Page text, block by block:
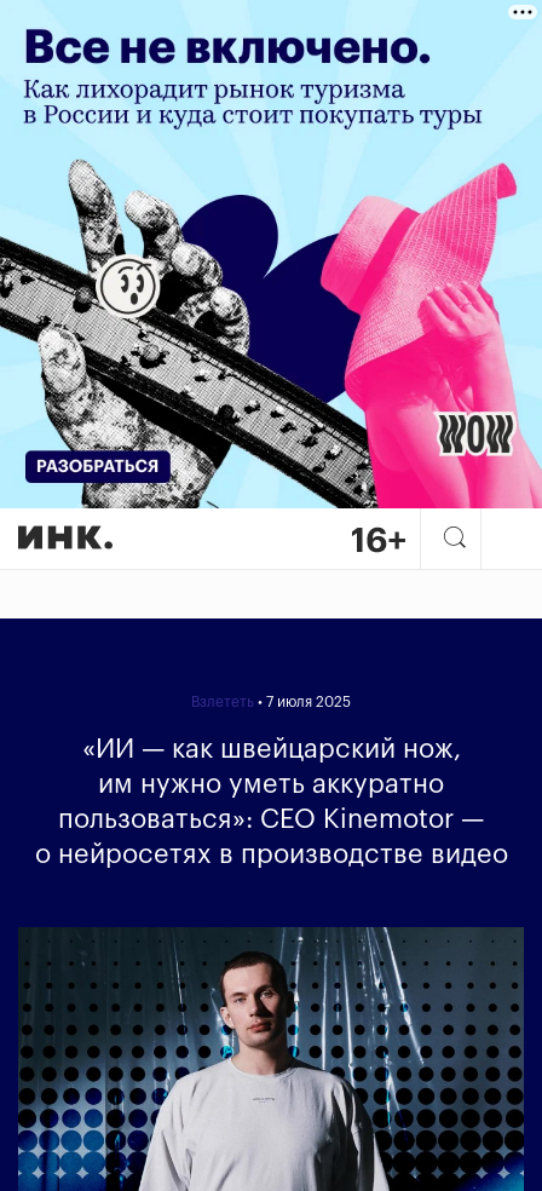
«ИИ — как швейцарский
Взлететь • 7 июля 2025
«ИИ — как швейцарский нож,
им нужно уметь аккуратно
пользоваться»: CEO Kinemotor —
о нейросетях в производстве видео